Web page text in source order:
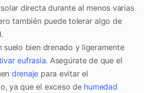
directa durante al menos varias
también puede tolerar algo de
suelo bien drenado y ligeramente
eufrasia. Asegúrate de que el
drenaje para evitar el
ya que el exceso de humedad